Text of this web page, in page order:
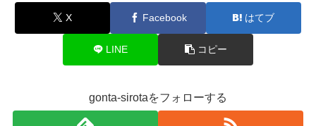
X Facebook はてブ
LINE コピー
gonta-sirotaをフォローする